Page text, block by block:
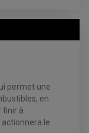
permet une
en
finir à
actionnera le